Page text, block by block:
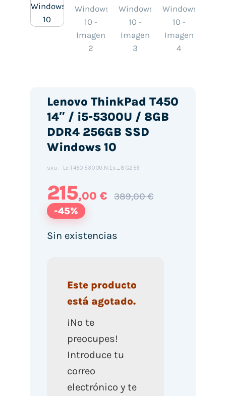
Lenovo ThinkPad T450
14″ / i5-5300U / 8GB
DDR4 256GB SSD
Windows 10
SKU: Le.T450.5300U.N.Es_8G256
215,00 € 389,00 €
-45%
Sin existencias
Este producto
está agotado.
¡No te
preocupes!
Introduce tu
correo
electrónico y te